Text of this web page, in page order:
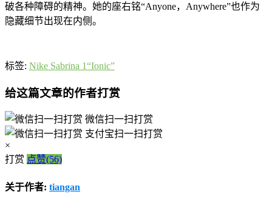
破各种障碍的精神。她的座右铭“Anyone，Anywhere”也作为
隐藏细节出现在内侧。
标签: Nike Sabrina 1“Ionic”
给这篇文章的作者打赏
微信扫一扫打赏
支付宝扫一扫打赏
×
打赏 点赞(56)
关于作者: tiangan